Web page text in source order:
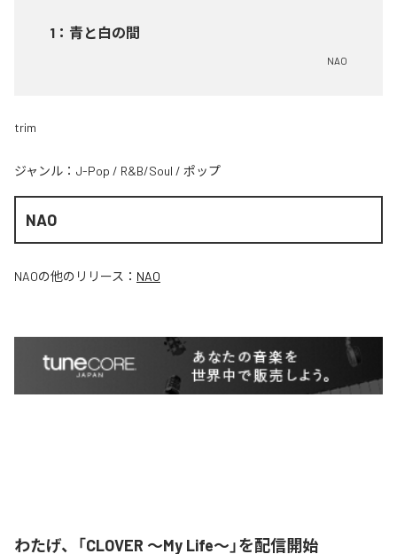
1 ： 青と白の間
NAO
trim
ジャンル： J-Pop / R&B/Soul / ポップ
NAO
NAOの他のリリース： NAO
わたげ、「CLOVER ～My Life～」を配信開始